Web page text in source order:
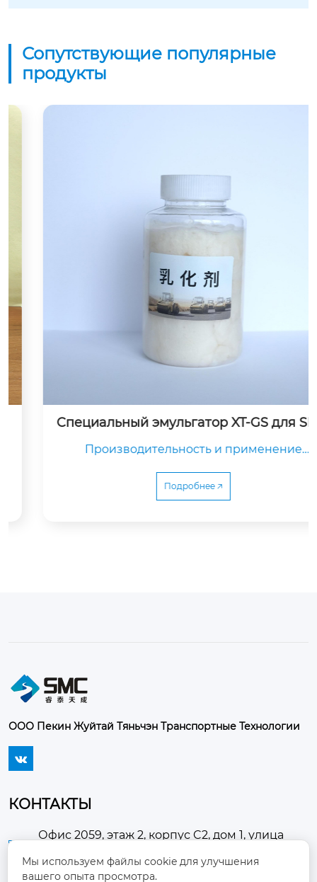
Сопутствующие популярные
продукты
Специальный эмульгатор XT-GS для SBS-
Производительность и применение
Подробнее 🡥
ООО Пекин Жуйтай Тяньчэн Транспортные Технологии

КОНТАКТЫ
Офис 2059, этаж 2, корпус C2, дом 1, улица
Чаоян, город Пекин
Мы используем файлы cookie для улучшения
вашего опыта просмотра.